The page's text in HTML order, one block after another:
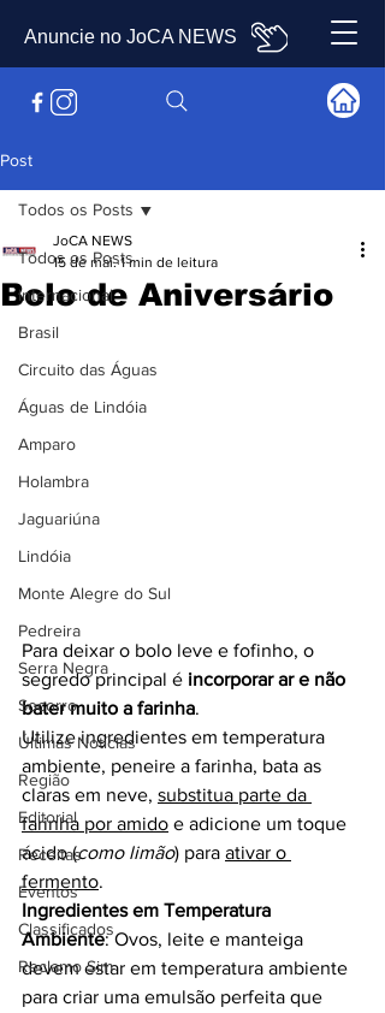
Anuncie no JoCA NEWS
Post
Todos os Posts
Internacional
Brasil
Circuito das Águas
Águas de Lindóia
Amparo
Holambra
Jaguariúna
Lindóia
Monte Alegre do Sul
Pedreira
Serra Negra
Socorro
Últimas Notícias
Região
Editorial
Receitas
Eventos
Classificados
Reclamo Sim
Todos os Posts
Bolo de Aniversário
JoCA NEWS
15 de mai. 1 min de leitura
Para deixar o bolo leve e fofinho, o
segredo principal é incorporar ar e não
bater muito a farinha.
Utilize ingredientes em temperatura
ambiente, peneire a farinha, bata as
claras em neve, substitua parte da
farinha por amido e adicione um toque
ácido (como limão) para ativar o
fermento.
Ingredientes em Temperatura
Ambiente: Ovos, leite e manteiga
devem estar em temperatura ambiente
para criar uma emulsão perfeita que